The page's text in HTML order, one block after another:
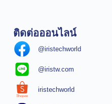
ติดต่อออนไลน์
@iristechworld
@iristw.com
iristechworld